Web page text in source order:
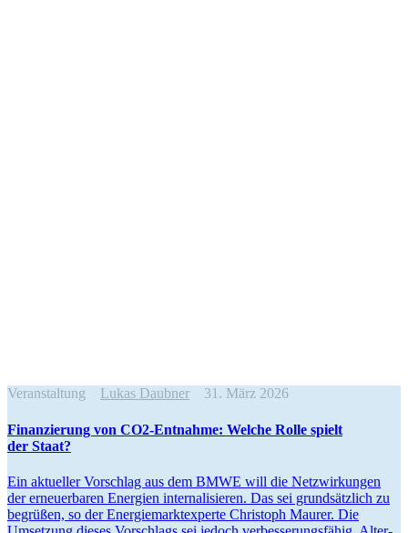
Veranstaltung Lukas Daubner 31. März 2026
Finan­zierung von CO2-Entnahme: Welche Rolle spielt
der Staat?
Ein aktueller Vorschlag aus dem BMWE will die Netzwir­kungen
der erneu­er­baren Energien inter­na­li­sieren. Das sei grund­sätzlich zu
begrüßen, so der Energie­markt­ex­perte Christoph Maurer. Die